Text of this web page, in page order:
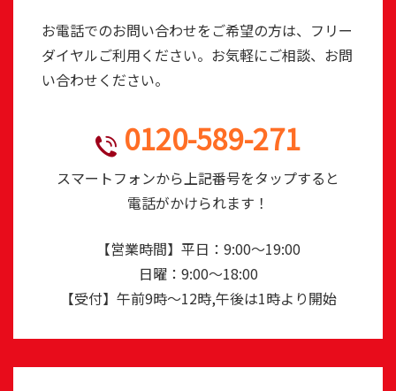
お電話でのお問い合わせをご希望の方は、フリー
ダイヤルご利用ください。お気軽にご相談、お問
い合わせください。
TEL
0120-589-271
スマートフォンから上記番号をタップすると
電話がかけられます！
【営業時間】平日：9:00～19:00
日曜：9:00～18:00
【受付】午前9時～12時,午後は1時より開始